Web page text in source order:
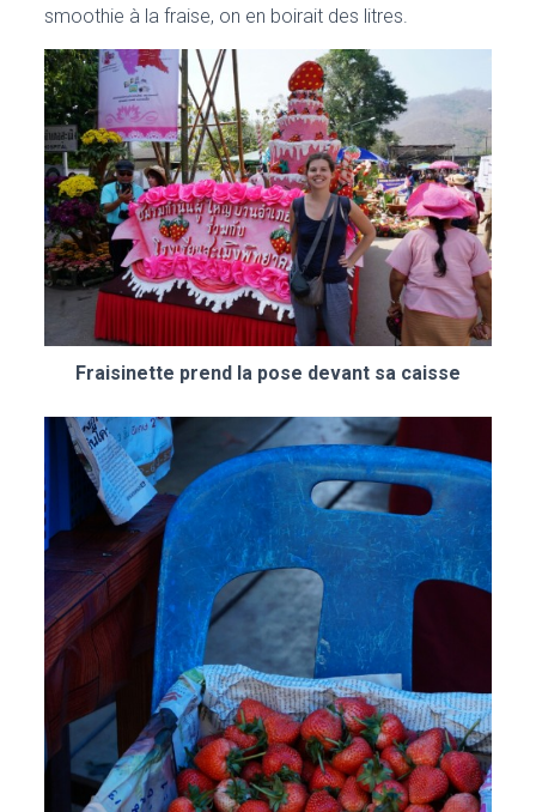
smoothie à la fraise, on en boirait des litres.
Fraisinette prend la pose devant sa caisse